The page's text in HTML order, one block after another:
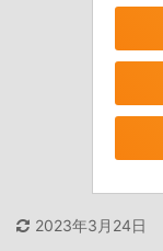
2023年3月24日